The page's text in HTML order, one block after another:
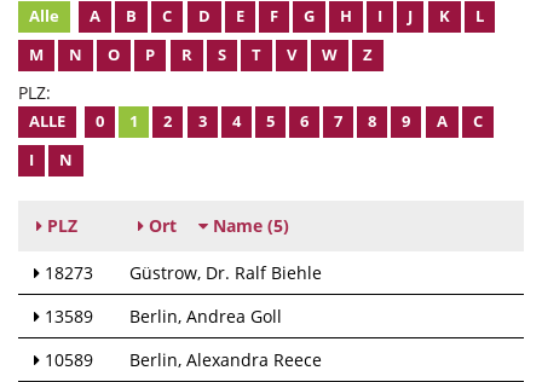
Alle A B C D E F G H I J K
L
M
N O P R S T V W Z
PLZ:
ALLE 0 1 2 3 4 5 6 7 8 9 A
C
I
N
PLZ Ort Name (5)
18273 Güstrow Dr. Ralf Biehle
13589
Berlin Andrea Goll
10589
Berlin Alexandra Reece